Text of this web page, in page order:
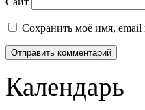
Сохранить моё имя, email
Календарь